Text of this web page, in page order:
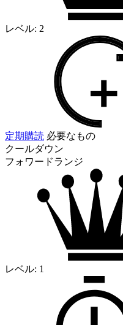
レベル: 2
定期購読 必要なもの
クールダウン
フォワードランジ
レベル: 1